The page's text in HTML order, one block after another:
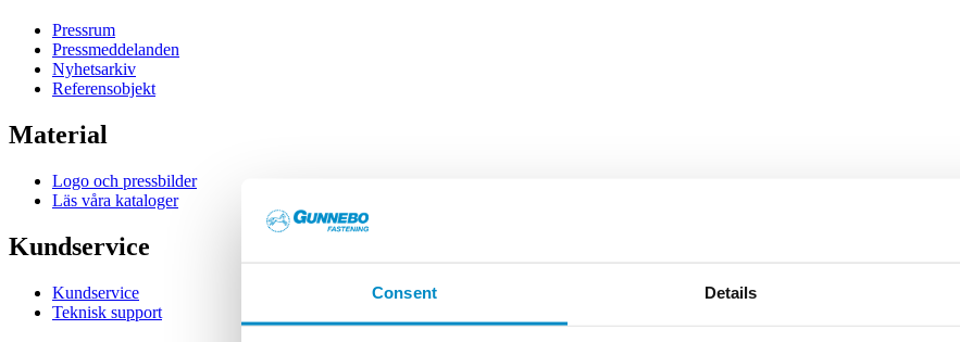
Consent Details
Pressrum
Pressmeddelanden
Nyhetsarkiv
Referensobjekt
Material
Logo och pressbilder
Läs våra kataloger
Kundservice
Kundservice
Teknisk support